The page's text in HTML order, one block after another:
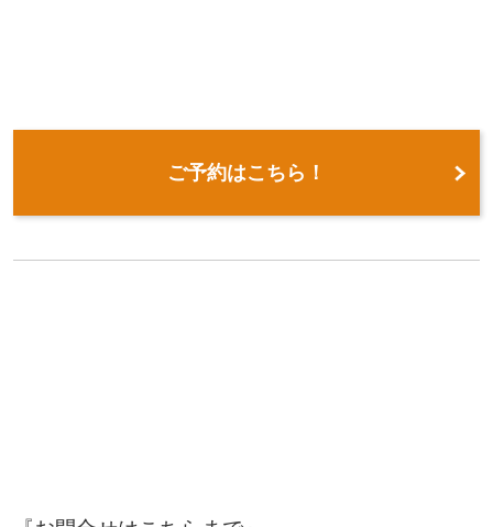
ご予約はこちら！